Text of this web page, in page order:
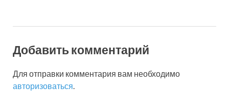
Добавить комментарий
Для отправки комментария вам необходимо
авторизоваться.